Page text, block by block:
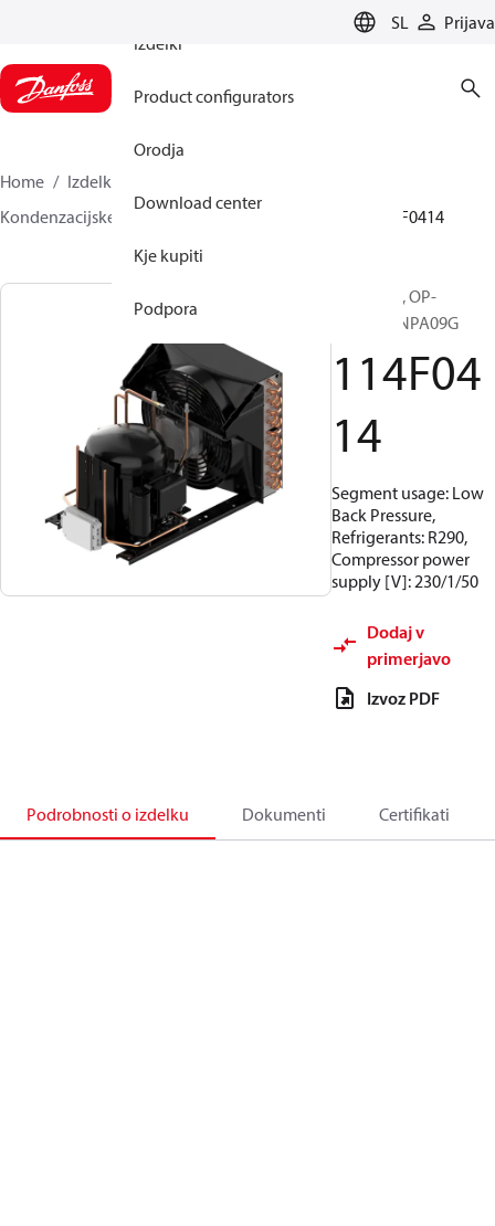
SL
Prijava
Izdelki
Product configurators
Orodja
Download center
Kje kupiti
Podpora
Home Izdelki
Kondenzacijske enote
114F0414
Optyma™, OP-
LCNC016NPA09G
114F04
14
Segment usage: Low
Back Pressure,
Refrigerants: R290,
Compressor power
supply [V]: 230/1/50
Dodaj v
primerjavo
Izvoz PDF
Podrobnosti o izdelku Dokumenti Certifikati